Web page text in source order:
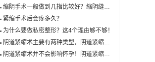
缩阴手术一般做到几指比较好？缩阴缝合术后一般多久可以同房
紧缩手术后会疼多久？
为什么要做私密整形？这4个理由够不够！
阴道紧缩术主要有两种类型，阴道紧缩手术你了解多少？
阴道紧缩术并不会影响怀孕！阴道紧缩术的好处是什么？